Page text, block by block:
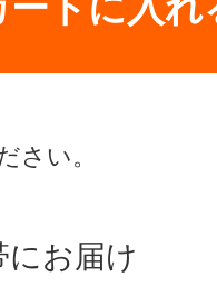
さい。
にお届け